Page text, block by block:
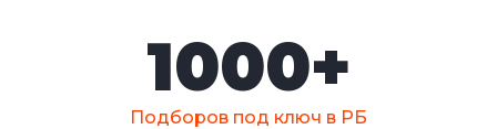
Подборов под ключ в РБ
1000+